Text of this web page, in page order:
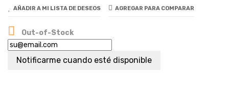
AÑADIR A MI LISTA DE DESEOS AGREGAR PARA COMPARAR
 Out-of-Stock
Notificarme cuando esté disponible